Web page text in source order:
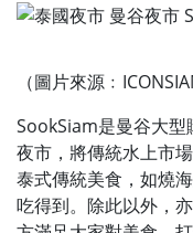
（圖片來源
SookSiam是曼谷大型
夜市，將傳統水上市
泰式傳統美食，如燒
吃得到。除此以外，